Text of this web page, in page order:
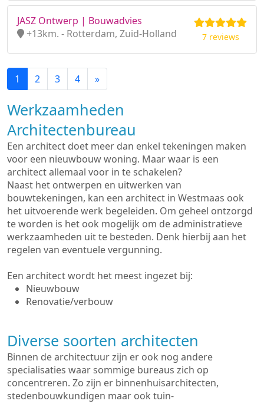
JASZ Ontwerp | Bouwadvies
+13km. - Rotterdam, Zuid-Holland
7 reviews
1 2 3 4 »
Werkzaamheden
Architectenbureau
Een architect doet meer dan enkel tekeningen maken
voor een nieuwbouw woning. Maar waar is een
architect allemaal voor in te schakelen?
Naast het ontwerpen en uitwerken van
bouwtekeningen, kan een architect in Westmaas ook
het uitvoerende werk begeleiden. Om geheel ontzorgd
te worden is het ook mogelijk om de administratieve
werkzaamheden uit te besteden. Denk hierbij aan het
regelen van eventuele vergunning.
Een architect wordt het meest ingezet bij:
Nieuwbouw
Renovatie/verbouw
Diverse soorten architecten
Binnen de architectuur zijn er ook nog andere
specialisaties waar sommige bureaus zich op
concentreren. Zo zijn er binnenhuisarchitecten,
stedenbouwkundigen maar ook tuin-